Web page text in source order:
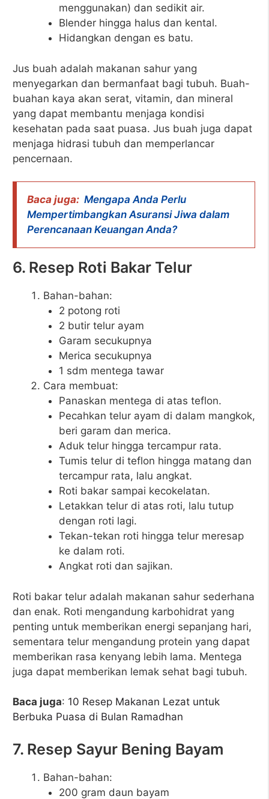
menggunakan) dan sedikit air.
Blender hingga halus dan kental.
Hidangkan dengan es batu.
Jus buah adalah makanan sahur yang
menyegarkan dan bermanfaat bagi tubuh. Buah-
buahan kaya akan serat, vitamin, dan mineral
yang dapat membantu menjaga kondisi
kesehatan pada saat puasa. Jus buah juga dapat
menjaga hidrasi tubuh dan memperlancar
pencernaan.
Baca juga: Mengapa Anda Perlu
Mempertimbangkan Asuransi Jiwa dalam
Perencanaan Keuangan Anda?
6. Resep Roti Bakar Telur
Bahan-bahan:
2 potong roti
2 butir telur ayam
Garam secukupnya
Merica secukupnya
1 sdm mentega tawar
Cara membuat:
Panaskan mentega di atas teflon.
Pecahkan telur ayam di dalam mangkok,
beri garam dan merica.
Aduk telur hingga tercampur rata.
Tumis telur di teflon hingga matang dan
tercampur rata, lalu angkat.
Roti bakar sampai kecokelatan.
Letakkan telur di atas roti, lalu tutup
dengan roti lagi.
Tekan-tekan roti hingga telur meresap
ke dalam roti.
Angkat roti dan sajikan.
Roti bakar telur adalah makanan sahur sederhana
dan enak. Roti mengandung karbohidrat yang
penting untuk memberikan energi sepanjang hari,
sementara telur mengandung protein yang dapat
memberikan rasa kenyang lebih lama. Mentega
juga dapat memberikan lemak sehat bagi tubuh.
Baca juga: 10 Resep Makanan Lezat untuk
Berbuka Puasa di Bulan Ramadhan
7. Resep Sayur Bening Bayam
Bahan-bahan:
200 gram daun bayam